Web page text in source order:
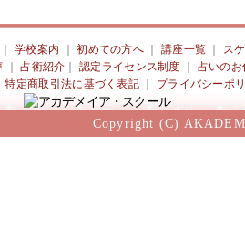
｜学校案内 ｜初めての方へ 講座一覧
ス
｜占術紹介 ｜認定ライセンス制度
占いのお
特定商取引法に基づく表記 プライバシーポ
Copyright (C)